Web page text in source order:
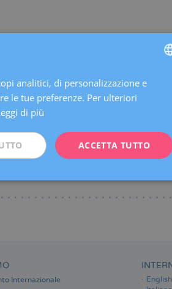
per Immagine
Internazionale
English
analitici, di personalizzazione e
le tue preferenze. Per ulteriori
di più
ACCETTA TUTTO